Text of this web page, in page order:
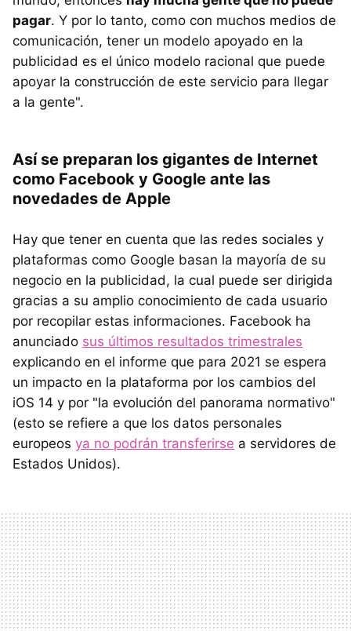
pagar. Y por lo tanto, como con muchos medios de
comunicación, tener un modelo apoyado en la
publicidad es el único modelo racional que puede
apoyar la construcción de este servicio para llegar
a la gente".
Así se preparan los gigantes de Internet
como Facebook y Google ante las
novedades de Apple
Hay que tener en cuenta que las redes sociales y
plataformas como Google basan la mayoría de su
negocio en la publicidad, la cual puede ser dirigida
gracias a su amplio conocimiento de cada usuario
por recopilar estas informaciones. Facebook ha
anunciado sus últimos resultados trimestrales
explicando en el informe que para 2021 se espera
un impacto en la plataforma por los cambios del
iOS 14 y por "la evolución del panorama normativo"
(esto se refiere a que los datos personales
europeos ya no podrán transferirse a servidores de
Estados Unidos).